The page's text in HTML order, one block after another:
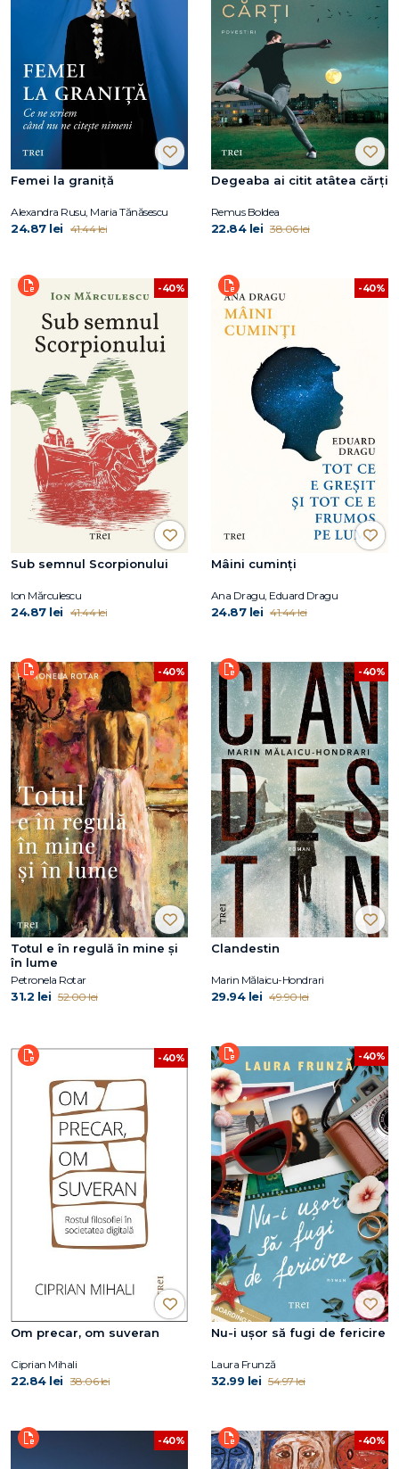
Femei la graniță
Alexandra Rusu, Maria Tănăsescu
24.87 lei 41.44 lei
Degeaba ai citit atâtea cărți
Remus Boldea
22.84 lei 38.06 lei
-40%
Sub semnul Scorpionului
Ion Mărculescu
24.87 lei 41.44 lei
-40%
Mâini cuminți
Ana Dragu, Eduard Dragu
24.87 lei 41.44 lei
-40%
Totul e în regulă în mine și
în lume
Petronela Rotar
31.2 lei 52.00 lei
-40%
Clandestin
Marin Mălaicu-Hondrari
29.94 lei 49.90 lei
-40%
Om precar, om suveran
Ciprian Mihali
22.84 lei 38.06 lei
-40%
Nu-i uşor să fugi de fericire
Laura Frunză
32.99 lei 54.97 lei
-40% -40%